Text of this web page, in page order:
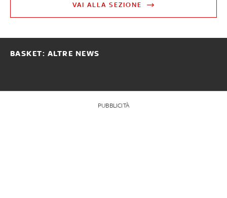
VAI ALLA SEZIONE
BASKET: ALTRE NEWS
PUBBLICITÀ